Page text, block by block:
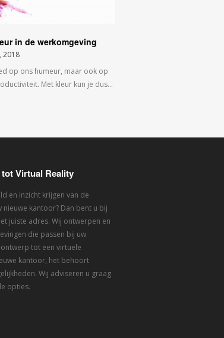
in de werkomgeving
2018
op ons humeur, maar ook op
Met kleur kun je dus…
Virtual Reality
en inzicht krijgen van de
nieuwe kantoor? Dan bent u bij
juiste adres. Wij ontwerpen en
die passen bij uw
tot een virtuele
kantoor, het behoort
Wij adviseren u graag
opties.